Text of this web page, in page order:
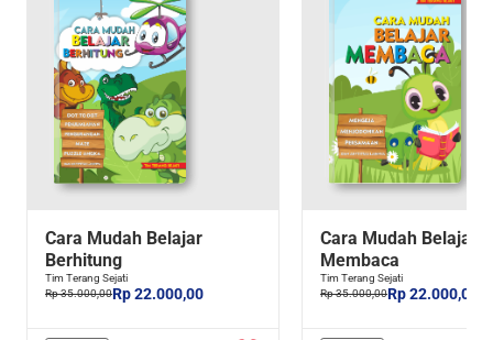
Cara Mudah Belajar
Berhitung
Tim Terang Sejati
Rp 35.000,00Rp 22.000,00
Cara Mudah Belajar
Membaca
Tim Terang Sejati
Rp 35.000,00Rp 22.000,00